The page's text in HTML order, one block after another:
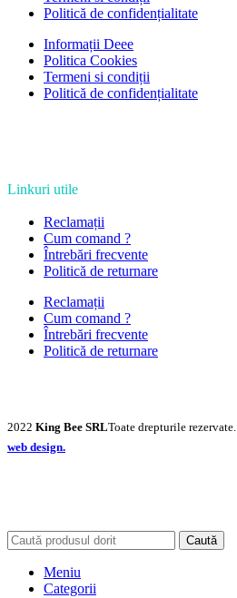
Politică de confidențialitate
Informații Deee
Politica Cookies
Termeni si condiții
Politică de confidențialitate
Linkuri utile
Reclamații
Cum comand ?
Întrebări frecvente
Politică de returnare
Reclamații
Cum comand ?
Întrebări frecvente
Politică de returnare
2022 King Bee SRLToate drepturile rezervate.
web design.
Caută
Meniu
Categorii